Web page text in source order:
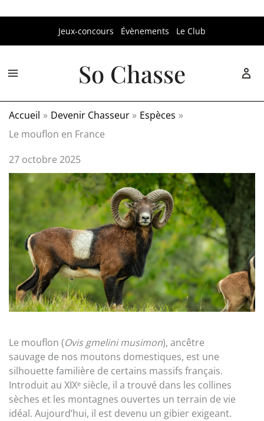
Jeux-concours Évènements Le Club
So Chasse
Accueil Devenir Chasseur
Espèces
Le mouflon en France
27 octobre 2025
Le mouflon (Ovis gmelini musimon), ancêtre
sauvage de nos moutons domestiques, est une
silhouette familière de certains massifs français.
Introduit au XIXᵉ siècle, il a trouvé dans les collines
sèches et les montagnes ouvertes un terrain de vie
idéal. Aujourd’hui, il est devenu un gibier exigeant.